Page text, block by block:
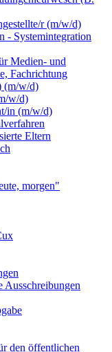
r (m/w/d)
- Systemintegration
Medien- und
Fachrichtung
(m/w/d)
w/d)
in (m/w/d)
Eltern
morgen"
Ausschreibungen
den öffentlichen